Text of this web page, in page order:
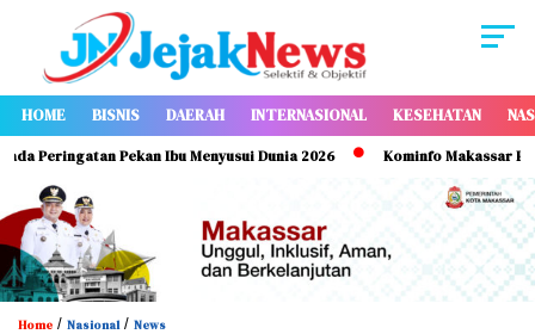
HOME BISNIS DAERAH INTERNASIONAL KESEHATAN
Pekan Ibu Menyusui Dunia 2026 Kominfo Makassar
Home / Nasional / News